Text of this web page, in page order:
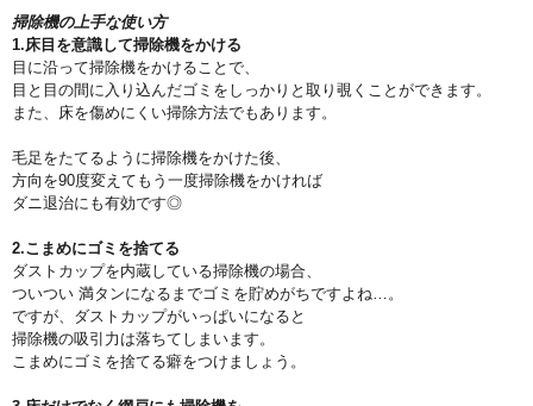
掃除機の上手な使い方
1.床目を意識して掃除機をかける
目に沿って掃除機をかけることで、
目と目の間に入り込んだゴミをしっかりと取り覗くことができます。
また、床を傷めにくい掃除方法でもあります。
毛足をたてるように掃除機をかけた後、
方向を90度変えてもう一度掃除機をかければ
ダニ退治にも有効です◎
2.こまめにゴミを捨てる
ダストカップを内蔵している掃除機の場合、
ついつい 満タンになるまでゴミを貯めがちですよね…。
ですが、ダストカップがいっぱいになると
掃除機の吸引力は落ちてしまいます。
こまめにゴミを捨てる癖をつけましょう。